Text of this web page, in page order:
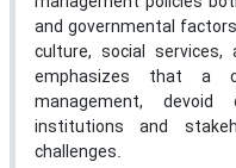
and governmental
culture, social
emphasizes that a
management,
institutions and
challenges.